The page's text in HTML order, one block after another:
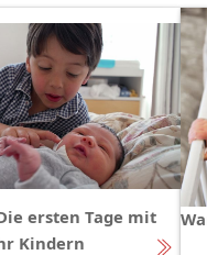
ersten Tage mit
Kindern